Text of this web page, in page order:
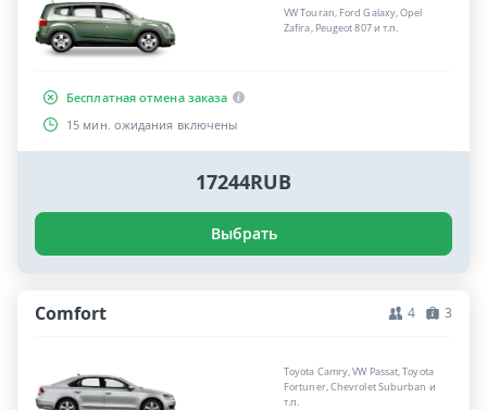
VW Touran, Ford Galaxy, Opel
Zafira, Peugeot 807 и т.п.
Бесплатная отмена заказа
15 мин. ожидания включены
17244RUB
Выбрать
Comfort 4 3
Toyota Camry, VW Passat, Toyota
Fortuner, Chevrolet Suburban и
т.п.